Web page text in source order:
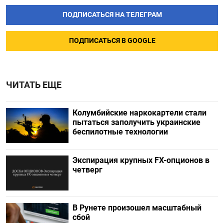
ПОДПИСАТЬСЯ НА ТЕЛЕГРАМ
ПОДПИСАТЬСЯ В GOOGLE
ЧИТАТЬ ЕЩЕ
Колумбийские наркокартели стали
пытаться заполучить украинские
беспилотные технологии
Экспирация крупных FX-опционов в
четверг
В Рунете произошел масштабный
сбой